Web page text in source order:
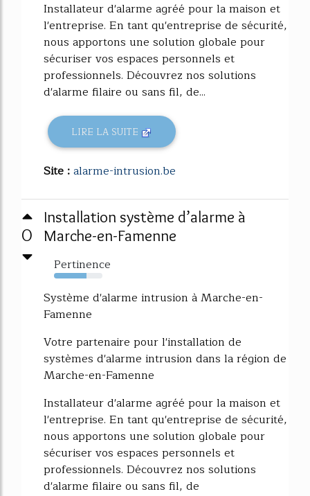
Installateur d'alarme agréé pour la maison et
l'entreprise. En tant qu'entreprise de sécurité,
nous apportons une solution globale pour
sécuriser vos espaces personnels et
professionnels. Découvrez nos solutions
d'alarme filaire ou sans fil, de...
LIRE LA SUITE
Site :alarme-intrusion.be
0
Installation système d’alarme à
Marche-en-Famenne
Pertinence
67%
Système d'alarme intrusion à Marche-en-
Famenne
Votre partenaire pour l'installation de
systèmes d'alarme intrusion dans la région de
Marche-en-Famenne
Installateur d'alarme agréé pour la maison et
l'entreprise. En tant qu'entreprise de sécurité,
nous apportons une solution globale pour
sécuriser vos espaces personnels et
professionnels. Découvrez nos solutions
d'alarme filaire ou sans fil, de